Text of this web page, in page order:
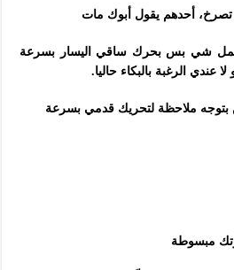
أحدهم يقول أبوك مات
شي بس بحرك ساقي اليسار بسرعة
عندي الرغبة بالبكاء حاليا.
بتوجه ملاحظة لتحريك قدمي بسرعة
مبسوطة